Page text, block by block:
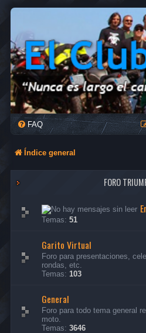
FAQ
Índice general
FORO
Temas: 51
Garito Virtual
Foro para presentaciones,
rondas, etc.
Temas: 103
General
Foro para todo tema general
moto.
Temas: 3646